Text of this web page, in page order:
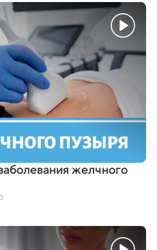
желчного